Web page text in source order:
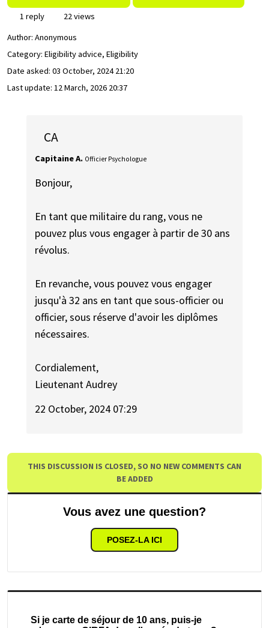
1 reply
22 views
Author: Anonymous
Category: Eligibility advice, Eligibility
Date asked: 03 October, 2024 21:20
Last update: 12 March, 2026 20:37
CA
Capitaine A. Officier Psychologue
Bonjour,
En tant que militaire du rang, vous ne
pouvez plus vous engager à partir de 30 ans
révolus.
En revanche, vous pouvez vous engager
jusqu'à 32 ans en tant que sous-officier ou
officier, sous réserve d'avoir les diplômes
nécessaires.
Cordialement,
Lieutenant Audrey
22 October, 2024 07:29
THIS DISCUSSION IS CLOSED, SO NO NEW COMMENTS CAN
BE ADDED
Vous avez une question?
POSEZ-LA ICI
Si je carte de séjour de 10 ans, puis-je